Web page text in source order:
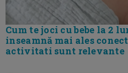
Cum te joci cu bebe la 2
inseamnă mai ales
activitati sunt relevante